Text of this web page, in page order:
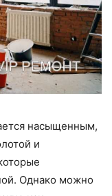
насыщенным,
и
Однако можно